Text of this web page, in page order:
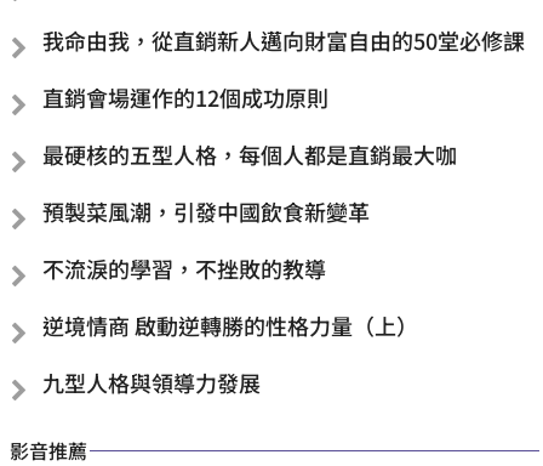
我命由我，從直銷新人邁向財富自由的50堂必修課
直銷會場運作的12個成功原則
最硬核的五型人格，每個人都是直銷最大咖
預製菜風潮，引發中國飲食新變革
不流淚的學習，不挫敗的教導
逆境情商 啟動逆轉勝的性格力量（上）
九型人格與領導力發展
影音推薦